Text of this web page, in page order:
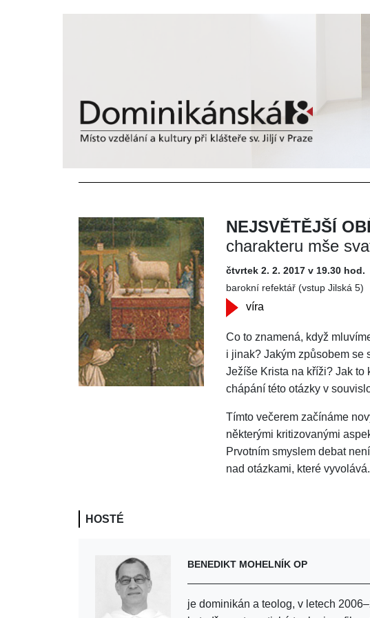
NEJSVĚTĚJŠÍ
charakteru mše
čtvrtek 2. 2. 2017 v 19.30 hod.
barokní refektář (vstup Jilská 5)
víra
Co to znamená, když
i jinak? Jakým způsobem se
Ježíše Krista na kříži? Jak
chápání této otázky v
Tímto večerem začínáme
některými kritizovanými
Prvotním smyslem debat
nad otázkami, které vyvolává.
HOSTÉ
BENEDIKT MOHELNÍK OP
je dominikán a teolog, v letech